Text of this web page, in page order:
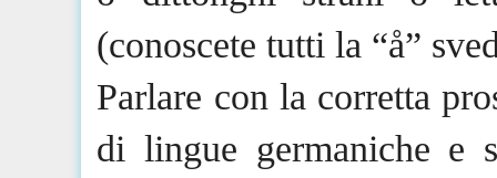
(conoscete tutti la “å”
Parlare con la corretta
di lingue germaniche e